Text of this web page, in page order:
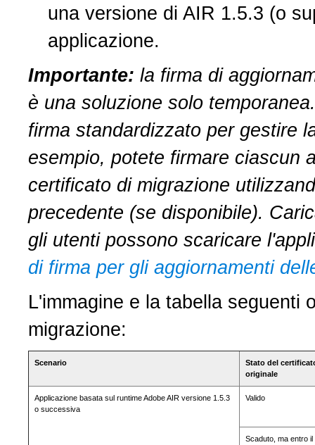
una versione di AIR 1.5.3 (o
applicazione.
Importante: la firma di
è una soluzione solo
firma standardizzato per gestire
esempio, potete firmare ciascun
certificato di migrazione
precedente (se disponibile).
gli utenti possono scaricare
di firma per gli aggiornamenti
L'immagine e la tabella seguenti
migrazione:
Scenario
Stato del
originale
Applicazione basata sul runtime Adobe AIR versione 1.5.3
o successiva
Valido
Scaduto, ma entro il